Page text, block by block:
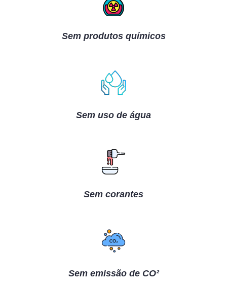
Sem produtos químicos
Sem uso de água
Sem corantes
Sem emissão de CO²